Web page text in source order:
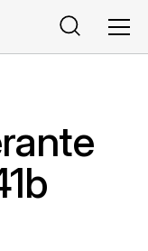
Buscar